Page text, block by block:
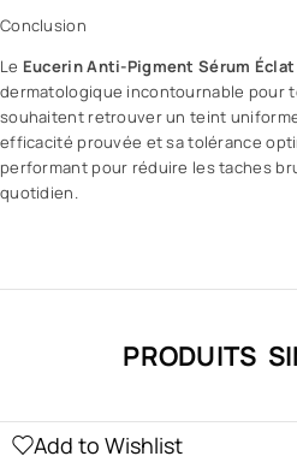
Conclusion
Le Eucerin Anti-Pigment Sérum
dermatologique incontournable pour
souhaitent retrouver un teint
efficacité prouvée et sa tolérance
performant pour réduire les taches
quotidien.
PRODUITS
Add to Wishlist